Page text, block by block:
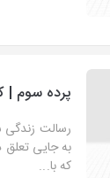
پرده سوم |
رسالت
به جایی
که با...